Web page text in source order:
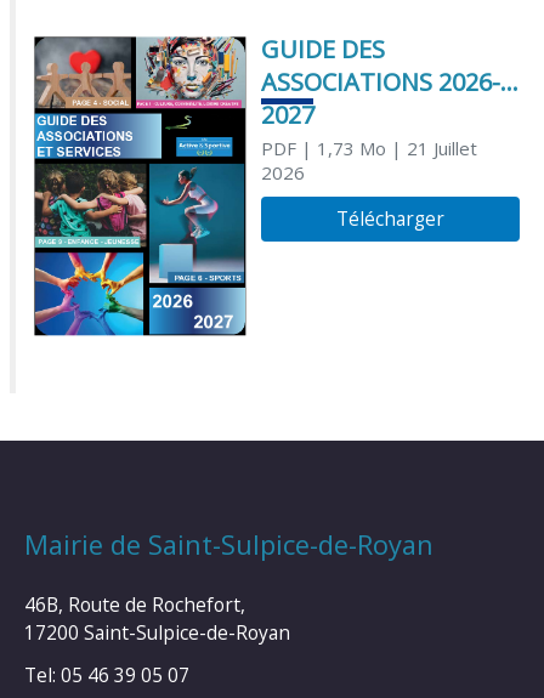
GUIDE DES
ASSOCIATIONS 2026-
2027
PDF| 1,73 Mo | 21 Juillet
2026
Télécharger
Mairie de Saint-Sulpice-de-Royan
46B, Route de Rochefort,
17200 Saint-Sulpice-de-Royan
Tel: 05 46 39 05 07